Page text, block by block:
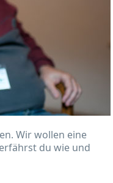
Wir wollen eine
du wie und